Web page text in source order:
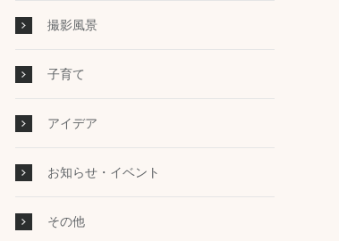
撮影風景
子育て
アイデア
お知らせ・イベント
その他